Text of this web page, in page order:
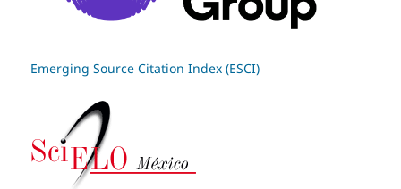
Emerging Source Citation Index (ESCI)